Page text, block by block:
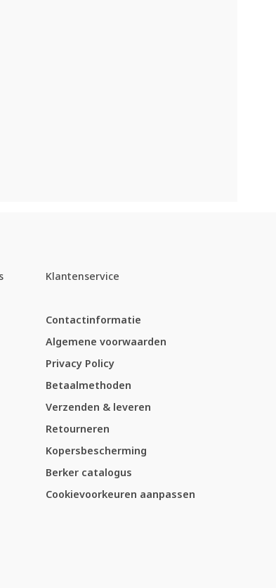
Klantenservice
Contactinformatie
Algemene voorwaarden
Privacy Policy
Betaalmethoden
Verzenden & leveren
Retourneren
Kopersbescherming
Berker catalogus
Cookievoorkeuren aanpassen